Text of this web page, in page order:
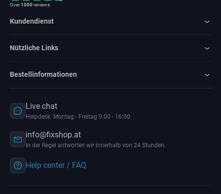
Over1000reviews
Kundendienst
Nützliche Links
Bestellinformationen
Live chat
Helpdesk: Montag - Freitag 9:00 - 16:00
info@fixshop.at
In der Regel antworten wir innerhalb von 24 Stunden.
Help center / FAQ